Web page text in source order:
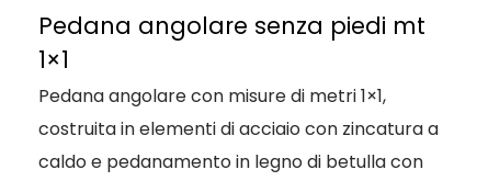
Pedana angolare senza piedi mt
1×1
Pedana angolare con misure di metri 1×1,
costruita in elementi di acciaio con zincatura a
caldo e pedanamento in legno di betulla con